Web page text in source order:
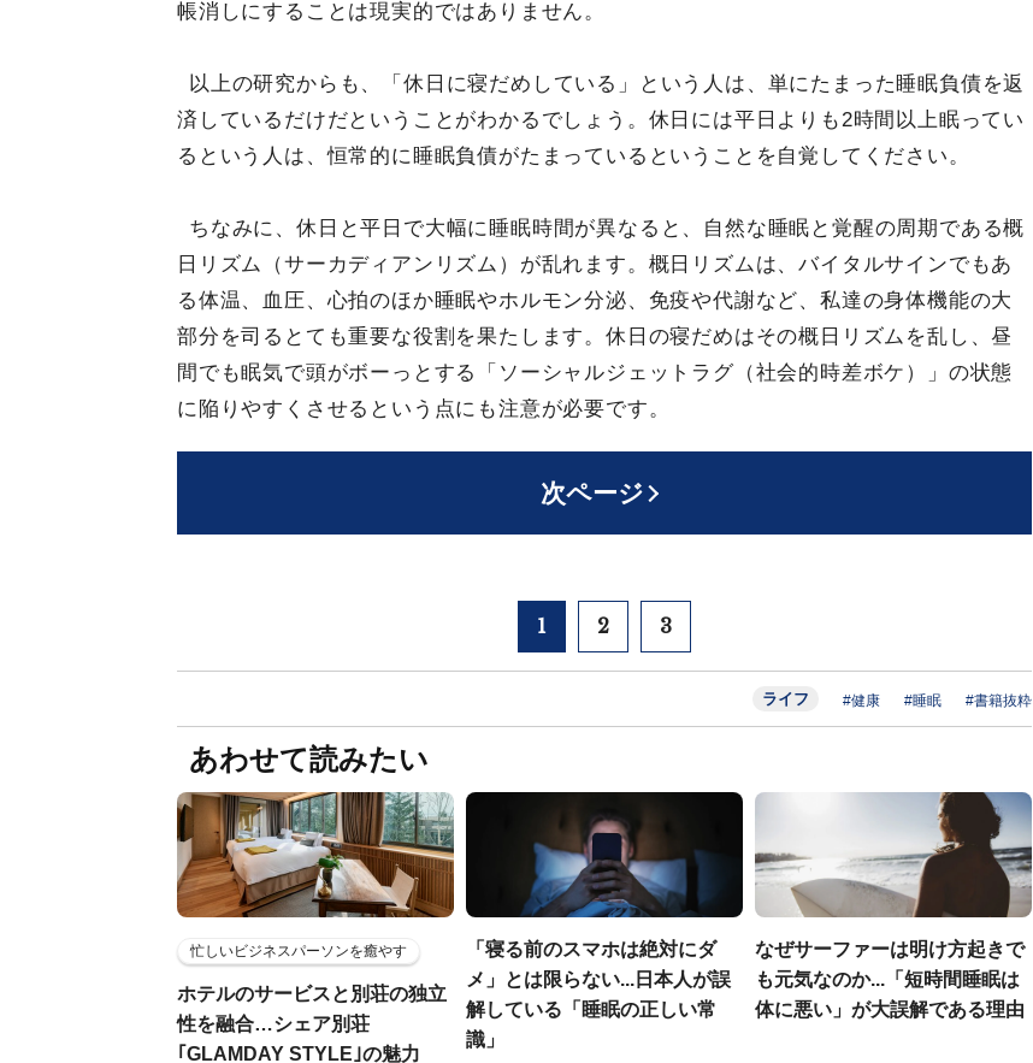
帳消しにすることは現実的ではありません。
以上の研究からも、「休日に寝だめしている」という人は、単にたまった睡眠負債を返
済しているだけだということがわかるでしょう。休日には平日よりも2時間以上眠ってい
るという人は、恒常的に睡眠負債がたまっているということを自覚してください。
ちなみに、休日と平日で大幅に睡眠時間が異なると、自然な睡眠と覚醒の周期である概
日リズム（サーカディアンリズム）が乱れます。概日リズムは、バイタルサインでもあ
る体温、血圧、心拍のほか睡眠やホルモン分泌、免疫や代謝など、私達の身体機能の大
部分を司るとても重要な役割を果たします。休日の寝だめはその概日リズムを乱し、昼
間でも眠気で頭がボーっとする「ソーシャルジェットラグ（社会的時差ボケ）」の状態
に陥りやすくさせるという点にも注意が必要です。
次ページ
1 2 3
ライフ #健康 #睡眠 #書籍抜粋
あわせて読みたい
忙しいビジネスパーソンを癒やす
ホテルのサービスと別荘の独立
性を融合…シェア別荘
｢GLAMDAY STYLE｣の魅力
「寝る前のスマホは絶対にダ
メ」とは限らない...日本人が誤
解している「睡眠の正しい常
識」
なぜサーファーは明け方起きで
も元気なのか...「短時間睡眠は
体に悪い」が大誤解である理由